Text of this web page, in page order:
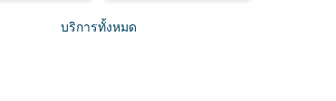
บริการทั้งหมด